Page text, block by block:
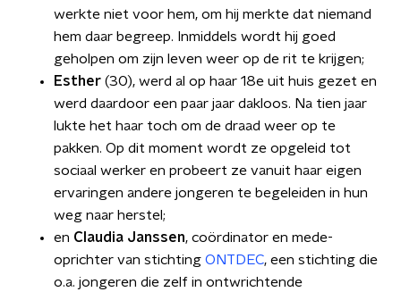
werkte niet voor hem, om hij merkte dat niemand
hem daar begreep. Inmiddels wordt hij goed
geholpen om zijn leven weer op de rit te krijgen;
Esther (30), werd al op haar 18e uit huis gezet en
werd daardoor een paar jaar dakloos. Na tien jaar
lukte het haar toch om de draad weer op te
pakken. Op dit moment wordt ze opgeleid tot
sociaal werker en probeert ze vanuit haar eigen
ervaringen andere jongeren te begeleiden in hun
weg naar herstel;
en Claudia Janssen, coördinator en mede-
oprichter van stichting ONTDEC, een stichting die
o.a. jongeren die zelf in ontwrichtende